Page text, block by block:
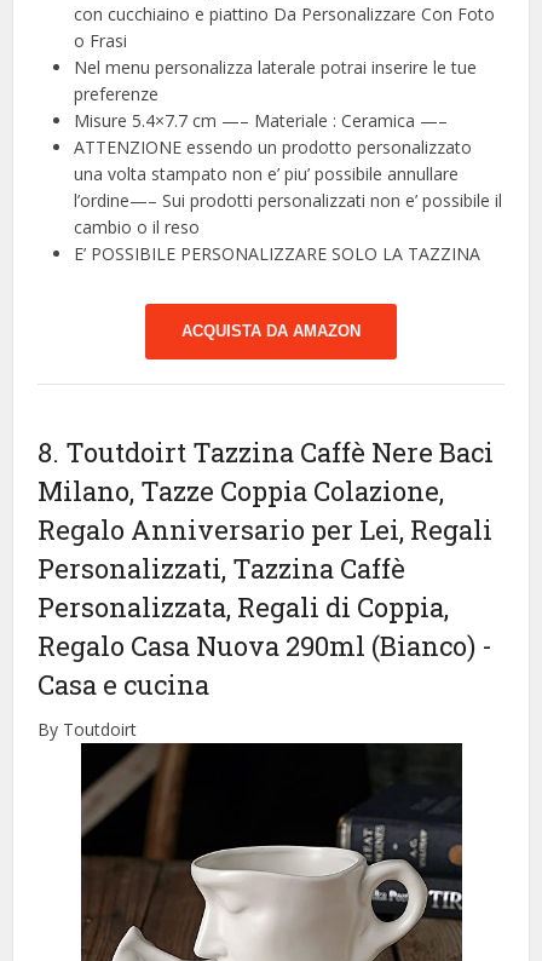
con cucchiaino e piattino Da Personalizzare Con Foto
o Frasi
Nel menu personalizza laterale potrai inserire le tue
preferenze
Misure 5.4×7.7 cm —– Materiale : Ceramica —–
ATTENZIONE essendo un prodotto personalizzato
una volta stampato non e’ piu’ possibile annullare
l’ordine—– Sui prodotti personalizzati non e’ possibile il
cambio o il reso
E’ POSSIBILE PERSONALIZZARE SOLO LA TAZZINA
ACQUISTA DA AMAZON
8. Toutdoirt Tazzina Caffè Nere Baci
Milano, Tazze Coppia Colazione,
Regalo Anniversario per Lei, Regali
Personalizzati, Tazzina Caffè
Personalizzata, Regali di Coppia,
Regalo Casa Nuova 290ml (Bianco) -
Casa e cucina
By Toutdoirt